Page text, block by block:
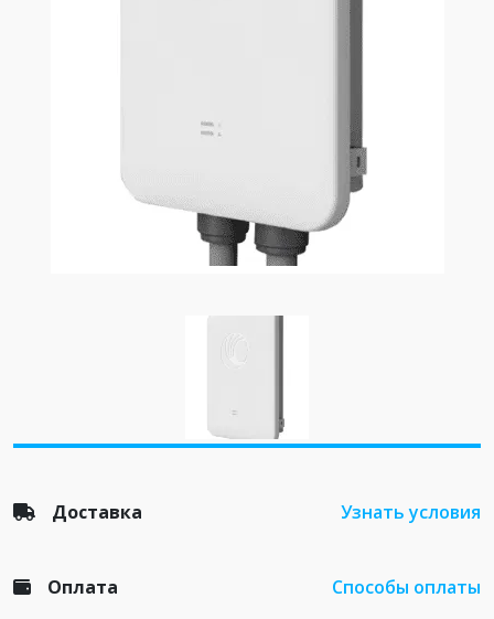
Доставка Узнать условия
Оплата Способы оплаты